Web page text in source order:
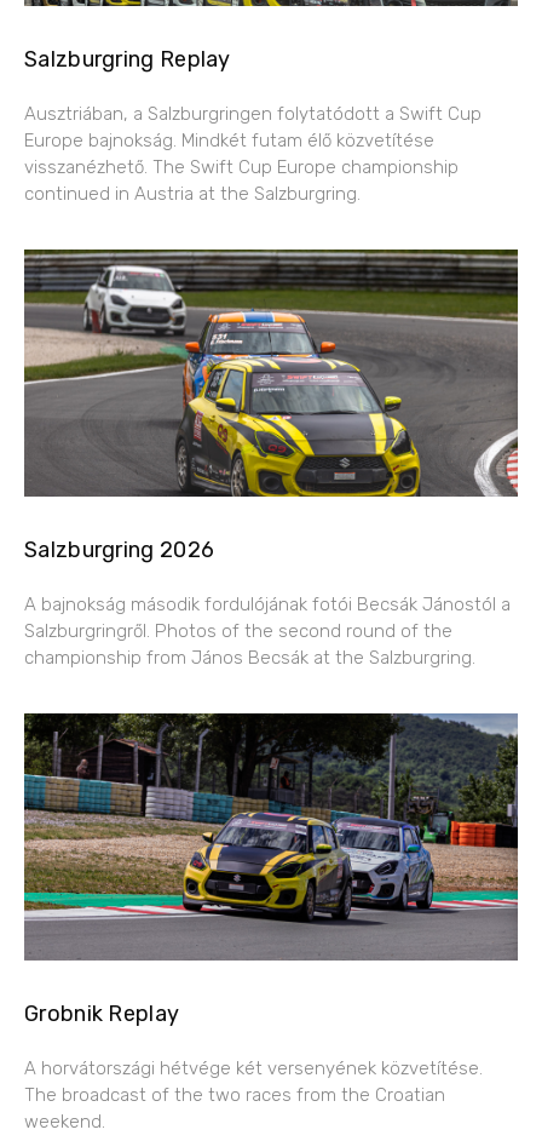
Salzburgring Replay
Ausztriában, a Salzburgringen folytatódott a Swift Cup
Europe bajnokság. Mindkét futam élő közvetítése
visszanézhető. The Swift Cup Europe championship
continued in Austria at the Salzburgring.
Salzburgring 2026
A bajnokság második fordulójának fotói Becsák Jánostól a
Salzburgringről. Photos of the second round of the
championship from János Becsák at the Salzburgring.
Grobnik Replay
A horvátországi hétvége két versenyének közvetítése.
The broadcast of the two races from the Croatian
weekend.